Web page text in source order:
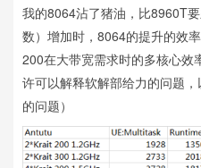
我的8064沾了猪油，比8960T
数）增加时，8064的提升的效
200在大带宽需求时的多核心效
许可以解释软解部给力的问题
的问题）